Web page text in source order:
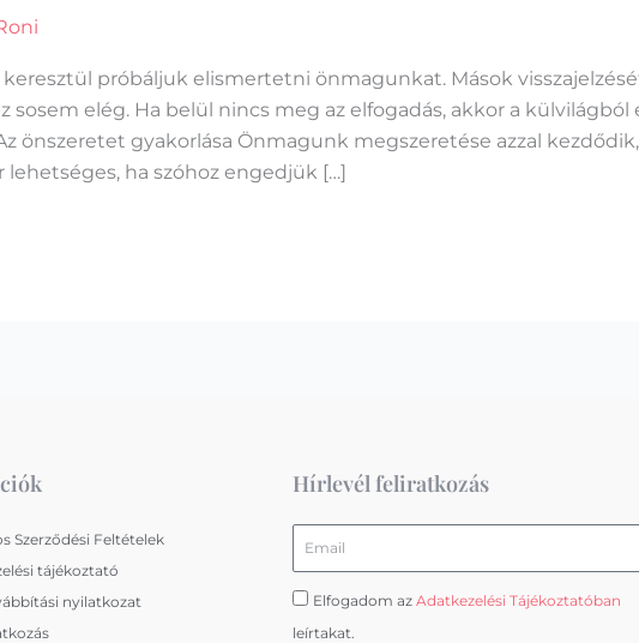
próbáljuk elismertetni önmagunkat. Mások
elég. Ha belül nincs meg az elfogadás, akkor a külvilágból
önszeretet gyakorlása Önmagunk megszeretése azzal
ha szóhoz engedjük […]
Szerződési Feltételek
tájékoztató
nyilatkozat
Hírlevél feliratkozás
Email
Elfogadom az Adatkezelési Tájékoztatóban
leírtakat.